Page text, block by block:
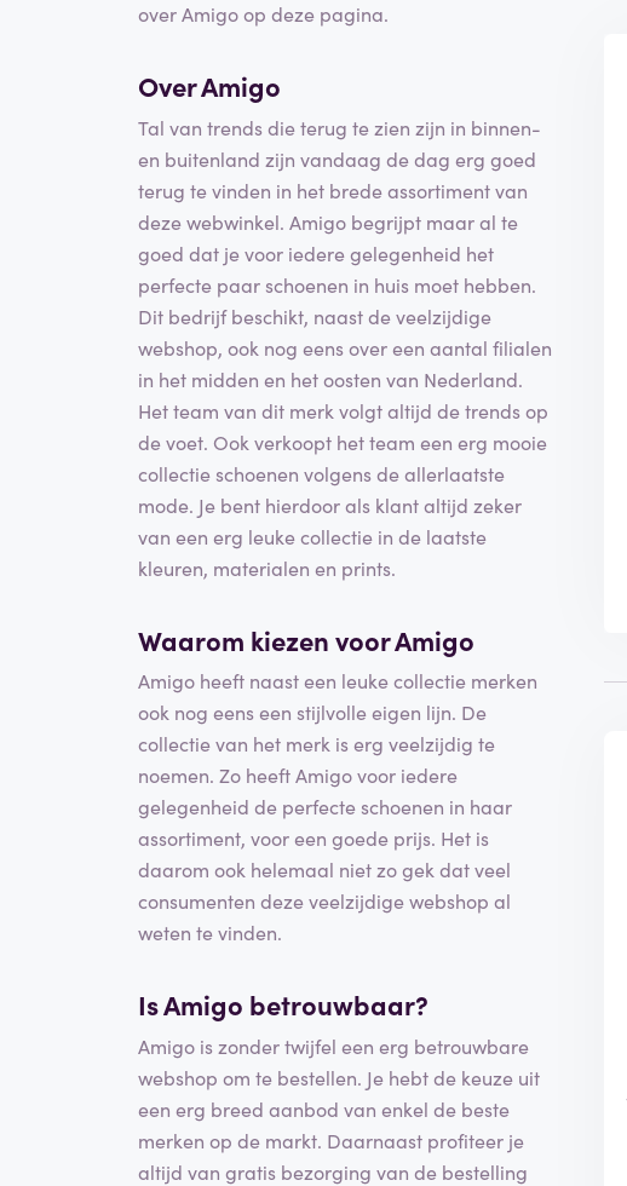
over Amigo op deze pagina.
Over Amigo
Tal van trends die terug te zien zijn in binnen-
en buitenland zijn vandaag de dag erg goed
terug te vinden in het brede assortiment van
deze webwinkel. Amigo begrijpt maar al te
goed dat je voor iedere gelegenheid het
perfecte paar schoenen in huis moet hebben.
Dit bedrijf beschikt, naast de veelzijdige
webshop, ook nog eens over een aantal filialen
in het midden en het oosten van Nederland.
Het team van dit merk volgt altijd de trends op
de voet. Ook verkoopt het team een erg mooie
collectie schoenen volgens de allerlaatste
mode. Je bent hierdoor als klant altijd zeker
van een erg leuke collectie in de laatste
kleuren, materialen en prints.
Waarom kiezen voor Amigo
Amigo heeft naast een leuke collectie merken
ook nog eens een stijlvolle eigen lijn. De
collectie van het merk is erg veelzijdig te
noemen. Zo heeft Amigo voor iedere
gelegenheid de perfecte schoenen in haar
assortiment, voor een goede prijs. Het is
daarom ook helemaal niet zo gek dat veel
consumenten deze veelzijdige webshop al
weten te vinden.
Is Amigo betrouwbaar?
Amigo is zonder twijfel een erg betrouwbare
webshop om te bestellen. Je hebt de keuze uit
een erg breed aanbod van enkel de beste
merken op de markt. Daarnaast profiteer je
altijd van gratis bezorging van de bestelling